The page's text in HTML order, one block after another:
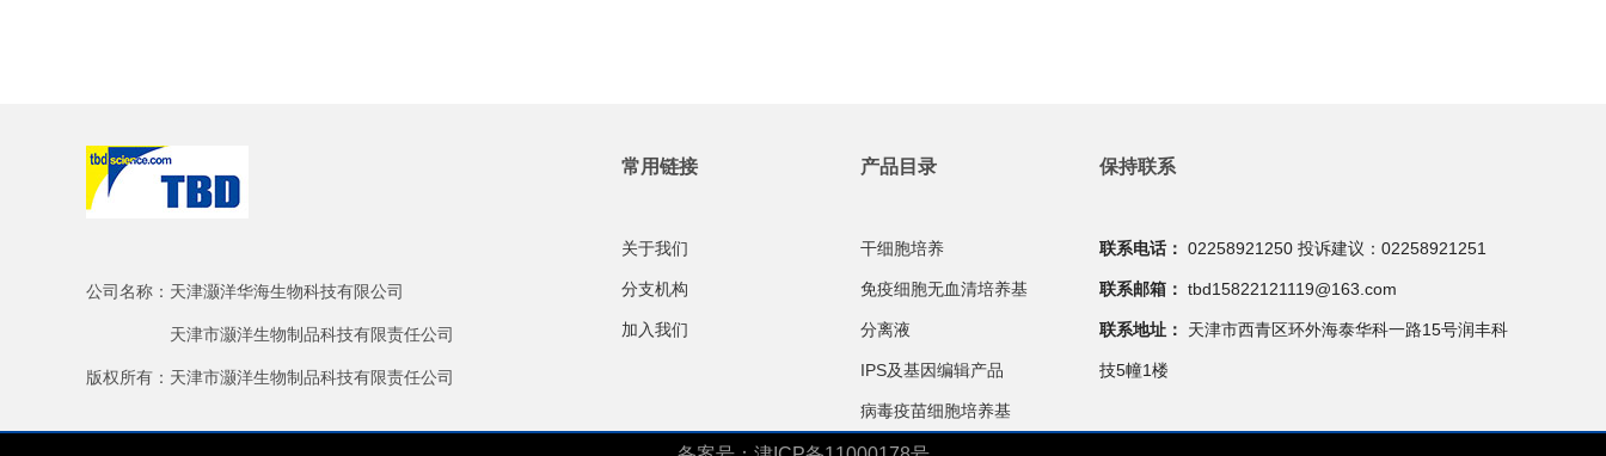
公司名称：天津灏洋华海生物科技有限公司
天津市灏洋生物制品科技有限责任公司
版权所有：天津市灏洋生物制品科技有限责任公司
常用链接
关于我们
分支机构
加入我们
产品目录
干细胞培养
免疫细胞无血清培养基
分离液
IPS及基因编辑产品
病毒疫苗细胞培养基
保持联系
联系电话： 02258921250 投诉建议：02258921251
联系邮箱： tbd15822121119@163.com
联系地址： 天津市西青区环外海泰华科一路15号润丰科
技5幢1楼